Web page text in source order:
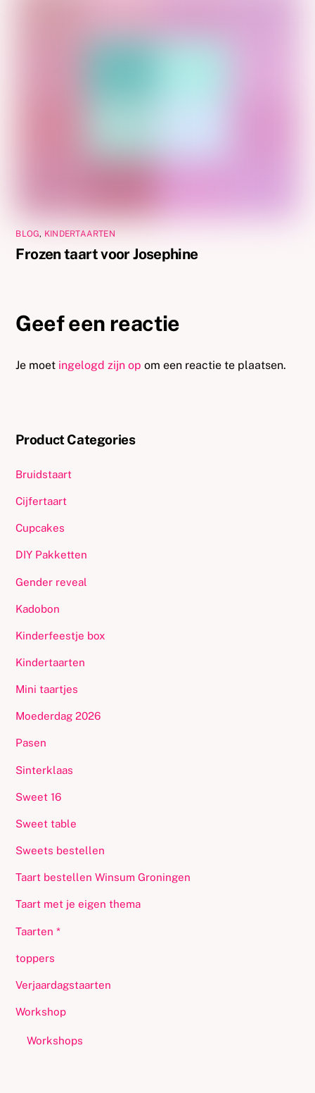
BLOG, KINDERTAARTEN
Frozen taart voor Josephine
Geef een reactie
Je moet ingelogd zijn op om een reactie te plaatsen.
Product Categories
Bruidstaart
Cijfertaart
Cupcakes
DIY Pakketten
Gender reveal
Kadobon
Kinderfeestje box
Kindertaarten
Mini taartjes
Moederdag 2026
Pasen
Sinterklaas
Sweet 16
Sweet table
Sweets bestellen
Taart bestellen Winsum Groningen
Taart met je eigen thema
Taarten *
toppers
Verjaardagstaarten
Workshop
Workshops